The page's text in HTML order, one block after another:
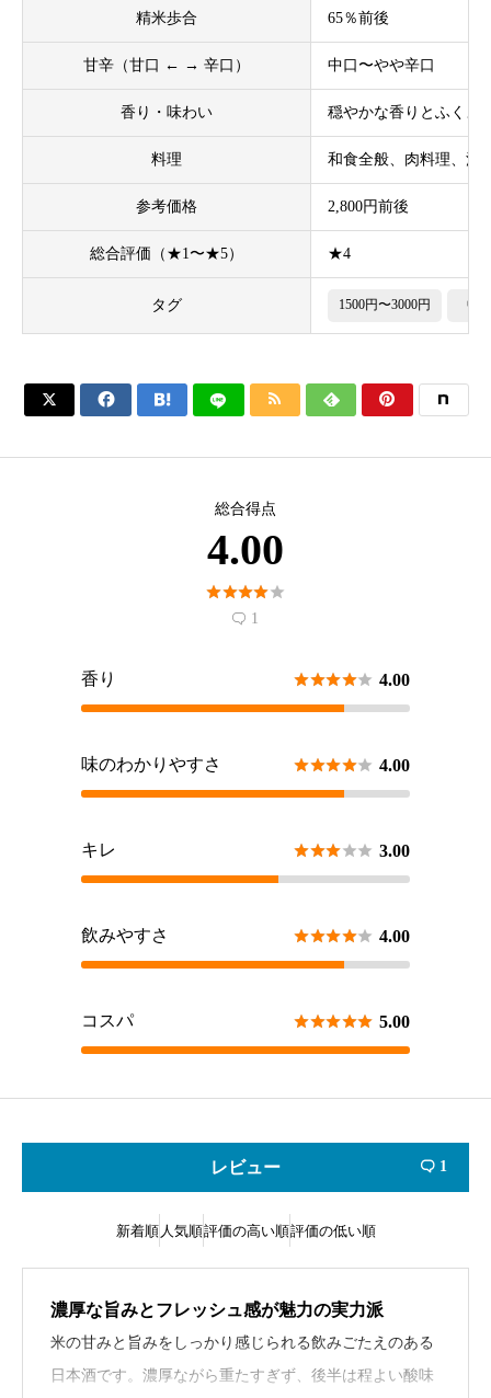
精米歩合 65％前後
甘辛（甘口 ← → 辛口） 中口〜やや辛口
香り・味わい 穏やかな香りとふくよ
料理 和食全般、肉料理、洋
参考価格 2,800円前後
総合評価（★1〜★5） ★4
タグ 1500円〜3000円 中
     
総合得点
4.00

 1
香り  4.00
味のわかりやすさ  4.00
キレ  3.00
飲みやすさ  4.00
コスパ  5.00
レビュー  1
新着順 人気順評価の高い順評価の低い順
濃厚な旨みとフレッシュ感が魅力の実力派
米の甘みと旨みをしっかり感じられる飲みごたえのある
日本酒です。濃厚ながら重たすぎず、後半は程よい酸味